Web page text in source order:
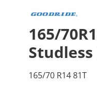
165/
Studless
165/70 R14 81T